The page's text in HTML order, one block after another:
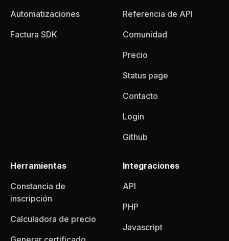
Automatizaciones
Factura SDK
Referencia de API
Comunidad
Precio
Status page
Contacto
Login
Github
Herramientas
Constancia de
inscripción
Calculadora de precio
Integraciones
API
PHP
Javascript